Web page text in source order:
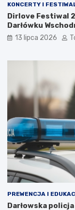
KONCERTY I
Dirlove Festiwal
Darłówku
13 lipca 2026
PREWENCJA I
Darłowska